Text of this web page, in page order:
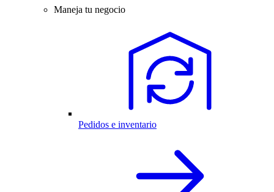
Maneja tu negocio
Pedidos e inventario